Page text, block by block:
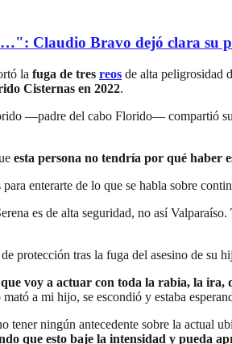
Claudio Bravo dejó clara su
la fuga de tres reos de alta peligrosidad
Cisternas en 2022.
—padre del cabo Florido— compartió
esta persona no tendría por qué haber
para enterarte de lo que se habla sobre
es de alta seguridad, no así Valparaíso.
protección tras la fuga del asesino de su
voy a actuar con toda la rabia, la ira,
mató a mi hijo, se escondió y estaba
ningún antecedente sobre la actual
que esto baje la intensidad y pueda